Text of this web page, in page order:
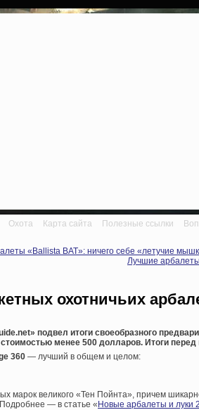
Охота Карта сайта Полезные ссылки
«Ballista BAT»: ничего себе «летучие
Лучшие
охотничьих
подвел итоги своеобразного
менее 500 долларов. Итоги
360 — лучший в общем и целом:
марок великого «Тен Пойнта», причем
— в статье «Новые арбалеты и луки